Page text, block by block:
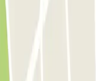
in Las Palmas de
Catalina